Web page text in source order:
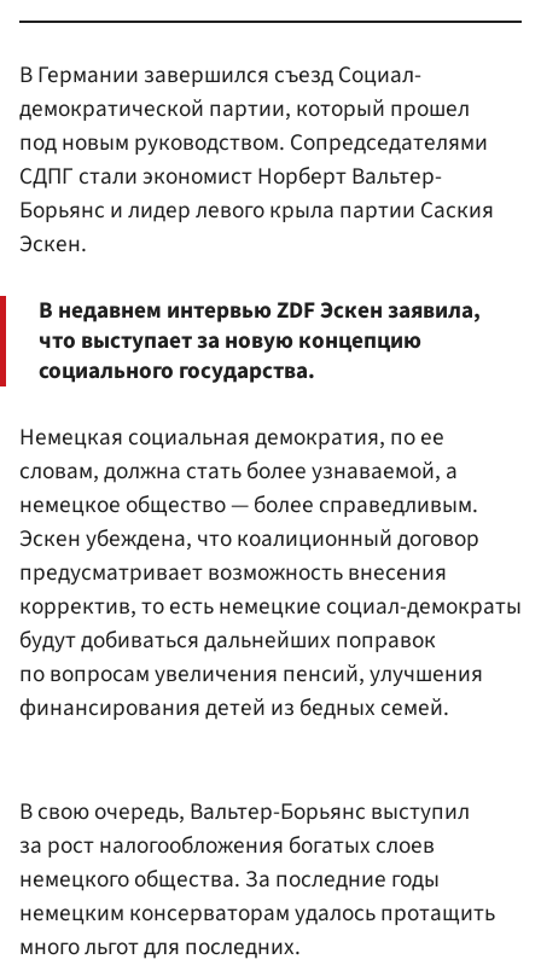
В Германии завершился съезд Социал-
демократической партии, который прошел
под новым руководством. Сопредседателями
СДПГ стали экономист Норберт Вальтер-
Борьянс и лидер левого крыла партии Саския
Эскен.
В недавнем интервью ZDF Эскен заявила,
что выступает за новую концепцию
социального государства.
Немецкая социальная демократия, по ее
словам, должна стать более узнаваемой, а
немецкое общество — более справедливым.
Эскен убеждена, что коалиционный договор
предусматривает возможность внесения
корректив, то есть немецкие социал-демократы
будут добиваться дальнейших поправок
по вопросам увеличения пенсий, улучшения
финансирования детей из бедных семей.
В свою очередь, Вальтер-Борьянс выступил
за рост налогообложения богатых слоев
немецкого общества. За последние годы
немецким консерваторам удалось протащить
много льгот для последних.